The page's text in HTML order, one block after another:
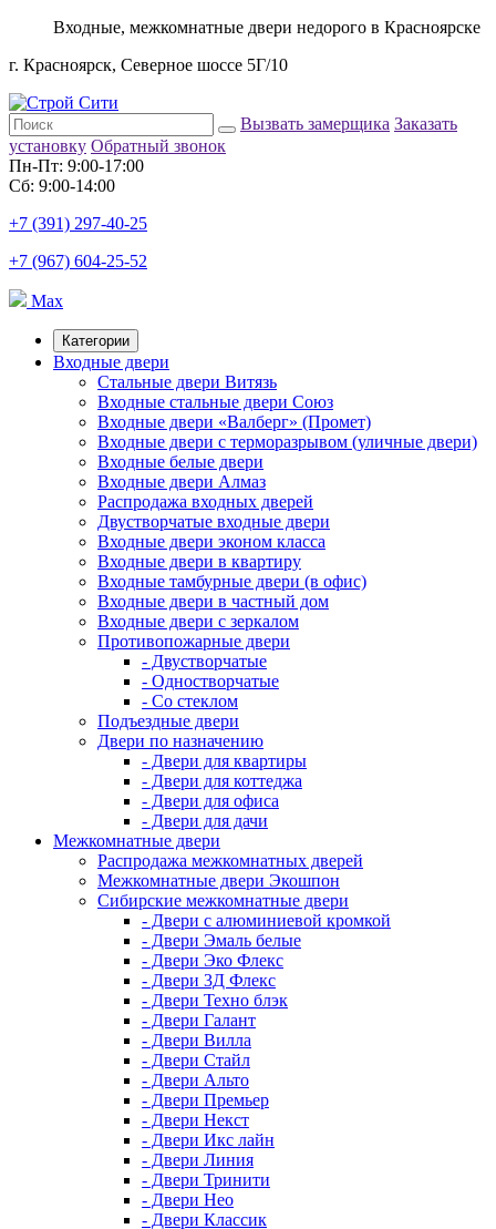
Входные, межкомнатные двери недорого в Красноярске
г. Красноярск, Северное шоссе 5Г/10
Вызвать замерщика Заказать
установку Обратный звонок
Пн-Пт: 9:00-17:00
Сб: 9:00-14:00
+7 (391) 297-40-25
+7 (967) 604-25-52
Max
Категории
Входные двери
Стальные двери Витязь
Входные стальные двери Союз
Входные двери «Валберг» (Промет)
Входные двери с терморазрывом (уличные двери)
Входные белые двери
Входные двери Алмаз
Распродажа входных дверей
Двустворчатые входные двери
Входные двери эконом класса
Входные двери в квартиру
Входные тамбурные двери (в офис)
Входные двери в частный дом
Входные двери с зеркалом
Противопожарные двери
- Двустворчатые
- Одностворчатые
- Со стеклом
Подъездные двери
Двери по назначению
- Двери для квартиры
- Двери для коттеджа
- Двери для офиса
- Двери для дачи
Межкомнатные двери
Распродажа межкомнатных дверей
Межкомнатные двери Экошпон
Сибирские межкомнатные двери
- Двери с алюминиевой кромкой
- Двери Эмаль белые
- Двери Эко Флекс
- Двери 3Д Флекс
- Двери Техно блэк
- Двери Галант
- Двери Вилла
- Двери Стайл
- Двери Альто
- Двери Премьер
- Двери Некст
- Двери Икс лайн
- Двери Линия
- Двери Тринити
- Двери Нео
- Двери Классик